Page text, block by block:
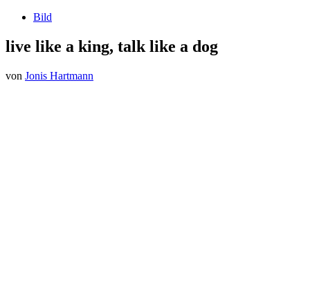
Bild
live like a king, talk like a dog
von Jonis Hartmann